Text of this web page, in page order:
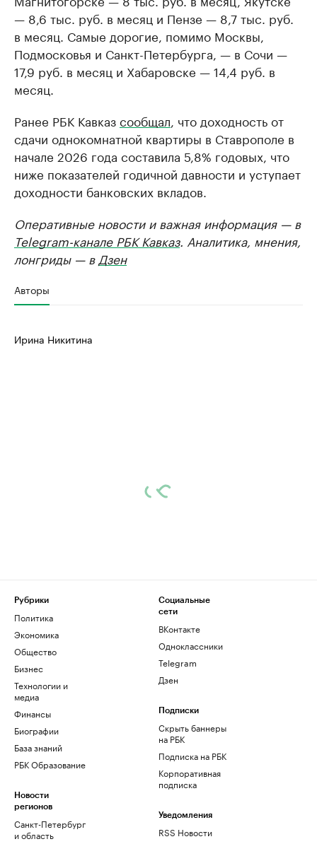
— 8,6 тыс. руб. в месяц и Пензе — 8,7 тыс. руб.
в месяц. Самые дорогие, помимо Москвы,
Подмосковья и Санкт-Петербурга, — в Сочи —
17,9 руб. в месяц и Хабаровске — 14,4 руб. в
месяц.
Ранее РБК Кавказсообщал , что доходность от
сдачи однокомнатной квартиры в Ставрополе в
начале 2026 года составила 5,8% годовых, что
ниже показателей годичной давности и уступает
доходности банковских вкладов.
Оперативные новости и важная информация — в
Telegram-канале РБК Кавказ. Аналитика, мнения,
лонгриды — в Дзен
Авторы
Ирина Никитина
Рубрики
Политика
Экономика
Общество
Бизнес
Технологии и
медиа
Финансы
Биографии
База знаний
РБК Образование
Новости
регионов
Санкт-Петербург
и область
Социальные
сети
ВКонтакте
Одноклассники
Telegram
Дзен
Подписки
Скрыть баннеры
на РБК
Подписка на РБК
Корпоративная
подписка
Уведомления
RSS Новости